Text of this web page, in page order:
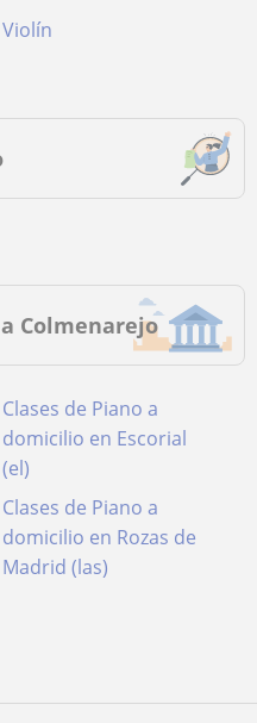
Violín
Colmenarejo
Clases de Piano a
domicilio en Escorial
(el)
Clases de Piano a
domicilio en Rozas de
Madrid (las)